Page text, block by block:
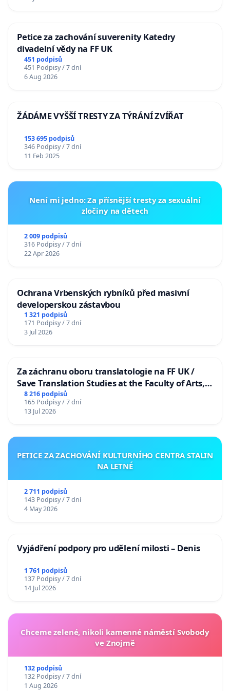
Petice za zachování suverenity Katedry
divadelní vědy na FF UK
451 podpisů
451 Podpisy / 7 dní
6 Aug 2026
ŽÁDÁME VYŠŠÍ TRESTY ZA TÝRÁNÍ ZVÍŘAT
153 695 podpisů
346 Podpisy / 7 dní
11 Feb 2025
Není mi jedno: Za přísnější tresty za sexuální
zločiny na dětech
2 009 podpisů
316 Podpisy / 7 dní
22 Apr 2026
Ochrana Vrbenských rybníků před masivní
developerskou zástavbou
1 321 podpisů
171 Podpisy / 7 dní
3 Jul 2026
Za záchranu oboru translatologie na FF UK /
Save Translation Studies at the Faculty of Arts,
Charles University
8 216 podpisů
165 Podpisy / 7 dní
13 Jul 2026
PETICE ZA ZACHOVÁNÍ KULTURNÍHO CENTRA STALIN
NA LETNÉ
2 711 podpisů
143 Podpisy / 7 dní
4 May 2026
Vyjádření podpory pro udělení milosti – Denis
1 761 podpisů
137 Podpisy / 7 dní
14 Jul 2026
Chceme zelené, nikoli kamenné náměstí Svobody
ve Znojmě
132 podpisů
132 Podpisy / 7 dní
1 Aug 2026